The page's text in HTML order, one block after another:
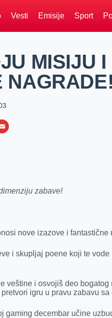
Vesti Emisije Sport
MISIJU I
NAGRADE!
zabave!
nove izazove i fantastične
i skupljaj poene koji te
veštine i osvojiš deo
igru u pravu zabavu sa
gaming decembar učine